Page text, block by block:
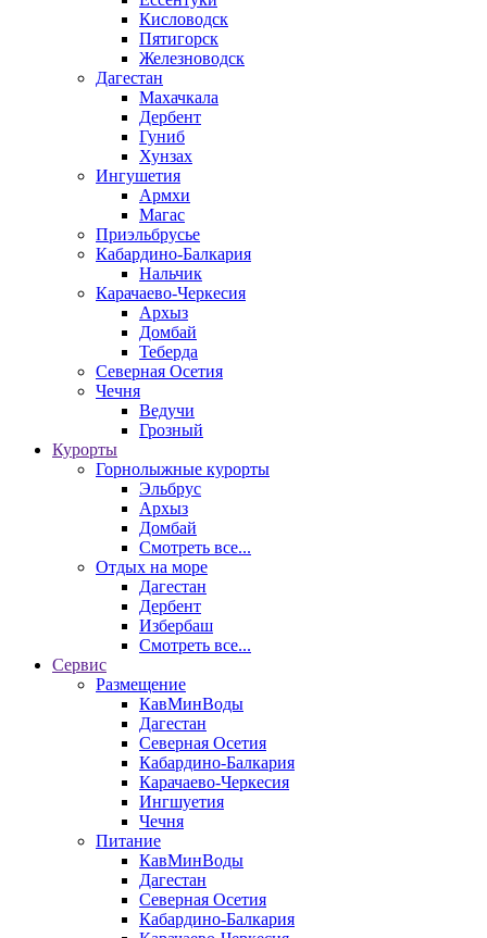
Кисловодск
Пятигорск
Железноводск
Дагестан
Махачкала
Дербент
Гуниб
Хунзах
Ингушетия
Армхи
Магас
Приэльбрусье
Кабардино-Балкария
Нальчик
Карачаево-Черкесия
Архыз
Домбай
Теберда
Северная Осетия
Чечня
Ведучи
Грозный
Курорты
Горнолыжные курорты
Эльбрус
Архыз
Домбай
Смотреть все...
Отдых на море
Дагестан
Дербент
Избербаш
Смотреть все...
Сервис
Размещение
КавМинВоды
Дагестан
Северная Осетия
Кабардино-Балкария
Карачаево-Черкесия
Ингшуетия
Чечня
Питание
КавМинВоды
Дагестан
Северная Осетия
Кабардино-Балкария